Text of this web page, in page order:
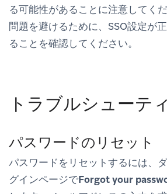
る可能性があることに注意してく
問題を避けるために、SSO設定が
ることを確認してください。
トラブルシューテ
パスワードのリセット
パスワードをリセットするには、
グインページでForgot your